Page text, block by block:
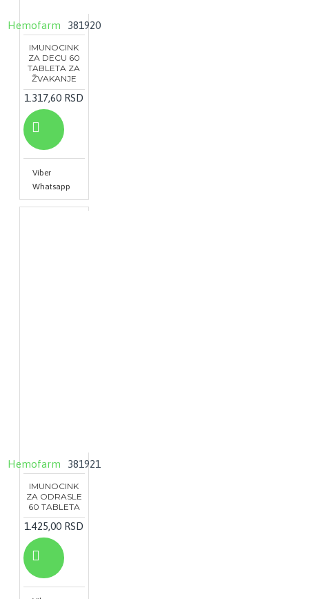
Hemofarm 381920
IMUNOCINK
ZA DECU 60
TABLETA ZA
ŽVAKANJE
1.317,60 RSD
Viber
Whatsapp
Hemofarm 381921
IMUNOCINK
ZA ODRASLE
60 TABLETA
1.425,00 RSD